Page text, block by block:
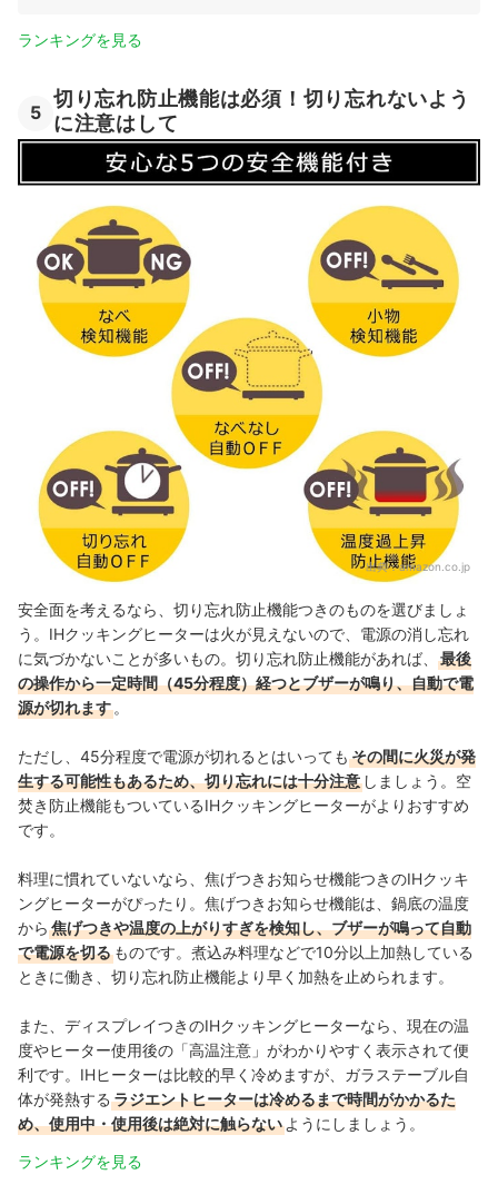
ランキングを見る
5
切り忘れ防止機能は必須！切り忘れないよう
に注意はして
出典：amazon.co.jp
安全面を考えるなら、切り忘れ防止機能つきのものを選びましょ
う。IHクッキングヒーターは火が見えないので、電源の消し忘れ
に気づかないことが多いもの。切り忘れ防止機能があれば、
最後
の操作から一定時間（45分程度）経つとブザーが鳴り、自動で電
源が切れます 。
ただし、45分程度で電源が切れるとはいっても その間に火災が発
生する可能性もあるため、切り忘れには十分注意 しましょう。空
焚き防止機能もついているIHクッキングヒーターがよりおすすめ
です。
料理に慣れていないなら、焦げつきお知らせ機能つきのIHクッキ
ングヒーターがぴったり。焦げつきお知らせ機能は、鍋底の温度
から 焦げつきや温度の上がりすぎを検知し、ブザーが鳴って自動
で電源を切る ものです。煮込み料理などで10分以上加熱している
ときに働き、切り忘れ防止機能より早く加熱を止められます。
また、ディスプレイつきのIHクッキングヒーターなら、現在の温
度やヒーター使用後の「高温注意」がわかりやすく表示されて便
利です。IHヒーターは比較的早く冷めますが、ガラステーブル自
体が発熱する ラジエントヒーターは冷めるまで時間がかかるた
め、使用中・使用後は絶対に触らない ようにしましょう。
ランキングを見る